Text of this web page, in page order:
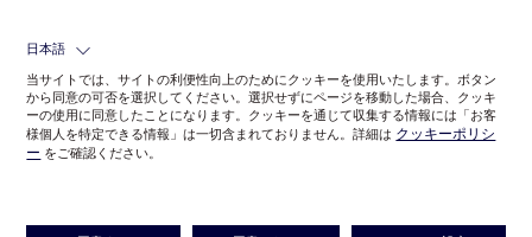
日本語
当サイトでは、サイトの利便性向上のためにクッキーを使用いたします。ボタン
から同意の可否を選択してください。選択せずにページを移動した場合、クッキ
ーの使用に同意したことになります。クッキーを通じて収集する情報には「お客
様個人を特定できる情報」は一切含まれておりません。詳細は クッキーポリシ
ー をご確認ください。